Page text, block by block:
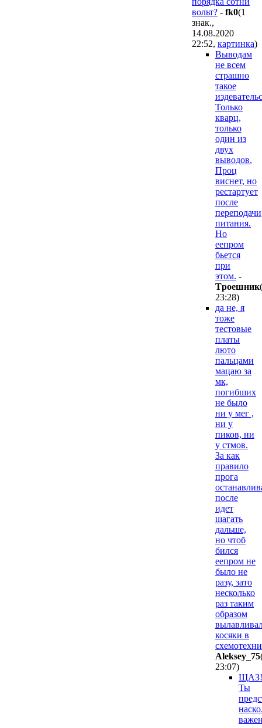
вольт? - fk0(1
знак.,
14.08.2020
22:52, картинка)
Выводам
не всем
страшно
такое
Только
кварц,
только
один из
двух
выводов.
Проц
виснет, но
рестартует
после
переподачи
питания.
Но
еепром
бьется
при
этом. -
Tpoeшник
23:28)
да не, я
тоже
тестовые
платы
люто
пальцами
мацаю за
мк,
погибших
не было
ни у мег ,
ни у
пиков, ни
у стмов.
За как
правило
прога
после
идет
шагать
дальше,
но чтоб
бился
еепром не
было не
разу, зато
несколько
раз таким
образом
косяки в
Aleksey_75
23:07)
ЩАЗ!
Ты